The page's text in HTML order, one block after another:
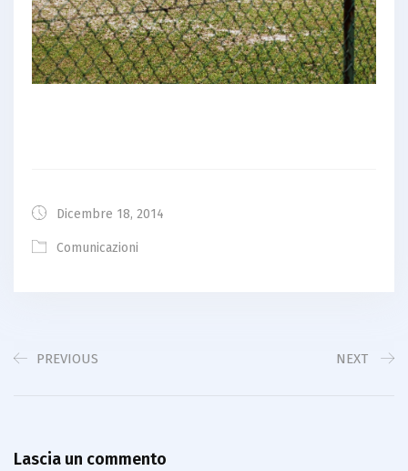
Dicembre 18, 2014
Comunicazioni
PREVIOUS NEXT
Lascia un commento